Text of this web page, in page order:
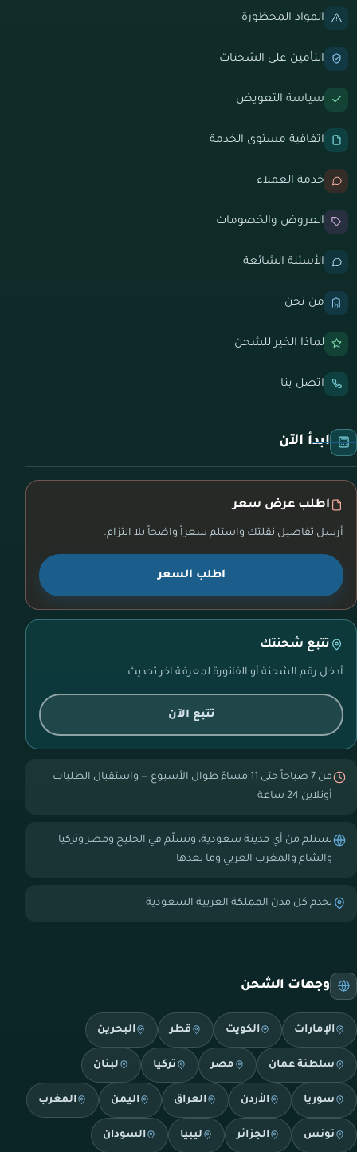
المواد المحظورة
التأمين على الشحنات
سياسة التعويض
اتفاقية مستوى الخدمة
خدمة العملاء
العروض والخصومات
الأسئلة الشائعة
من نحن
لماذا الخير للشحن
اتصل بنا
ابدأ الآن
اطلب عرض سعر
أرسل تفاصيل نقلتك واستلم سعراً واضحاً بلا التزام.
اطلب السعر
تتبع شحنتك
أدخل رقم الشحنة أو الفاتورة لمعرفة آخر تحديث.
تتبع الآن
من 7 صباحاً حتى 11 مساءً طوال الأسبوع — واستقبال الطلبات
أونلاين 24 ساعة
نستلم من أي مدينة سعودية، ونسلّم في الخليج ومصر وتركيا
والشام والمغرب العربي وما بعدها
نخدم كل مدن المملكة العربية السعودية
وجهات الشحن
الإمارات الكويت قطر البحرين
سلطنة عمان مصر تركيا لبنان
سوريا الأردن العراق اليمن المغرب
تونس الجزائر ليبيا السودان